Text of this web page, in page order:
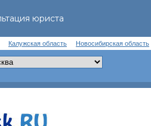
Калужская область Новосибирская область